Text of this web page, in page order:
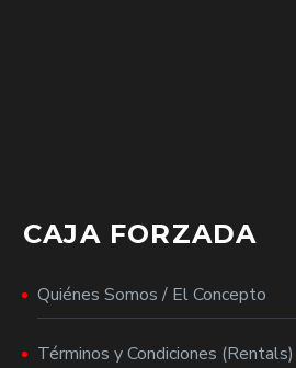
CAJA FORZADA
Quiénes Somos / El Concepto
Términos y Condiciones (Rentals)